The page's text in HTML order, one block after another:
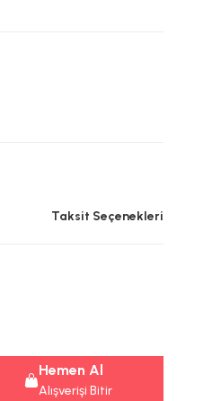
Taksit Seçenekleri
Hemen Al
Alışverişi Bitir